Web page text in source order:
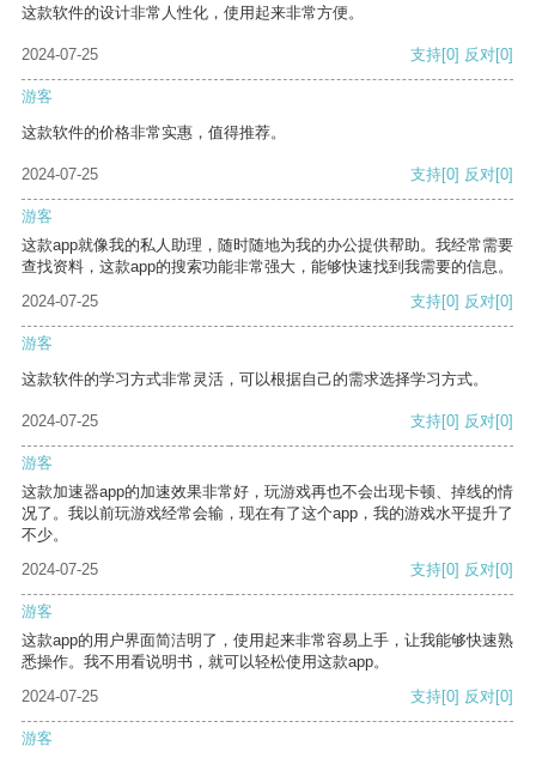
这款软件的设计非常人性化，使用起来非常方便。
2024-07-25 支持[0] 反对[0]
游客
这款软件的价格非常实惠，值得推荐。
2024-07-25 支持[0] 反对[0]
游客
这款app就像我的私人助理，随时随地为我的办公提供帮助。我经常需要
查找资料，这款app的搜索功能非常强大，能够快速找到我需要的信息。
2024-07-25
支持[0] 反对[0]
游客
这款软件的学习方式非常灵活，可以根据自己的需求选择学习方式。
2024-07-25 支持[0] 反对[0]
游客
这款加速器app的加速效果非常好，玩游戏再也不会出现卡顿、掉线的情
况了。我以前玩游戏经常会输，现在有了这个app，我的游戏水平提升了
不少。
2024-07-25
支持[0] 反对[0]
游客
这款app的用户界面简洁明了，使用起来非常容易上手，让我能够快速熟
悉操作。我不用看说明书，就可以轻松使用这款app。
2024-07-25
支持[0] 反对[0]
游客